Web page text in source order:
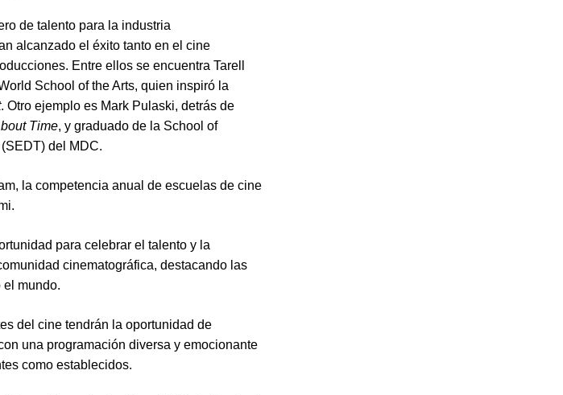
de talento para la industria
alcanzado el éxito tanto en el cine
Entre ellos se encuentra Tarell
School of the Arts, quien inspiró la
. Otro ejemplo es Mark Pulaski, detrás de
Time, y graduado de la School of
del MDC.
la competencia anual de escuelas de cine
para celebrar el talento y la
cinematográfica, destacando las
el mundo.
del cine tendrán la oportunidad de
una programación diversa y emocionante
como establecidos.